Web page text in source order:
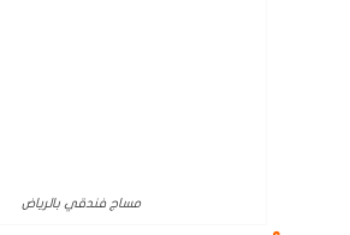
مساج فندقي بالرياض